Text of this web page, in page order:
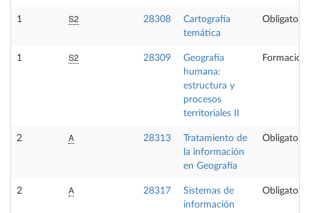
1 S2 28308
Cartografía
temática
Obligatoria
1 S2 28309
Geografía
humana:
estructura y
procesos
territoriales II
Formación
2 A 28313
Tratamiento de
la información
en Geografía
Obligatoria
2 A 28317
Sistemas de
información
Obligatoria